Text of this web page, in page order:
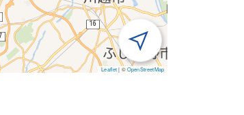
Leaflet | ©OpenStreetMap